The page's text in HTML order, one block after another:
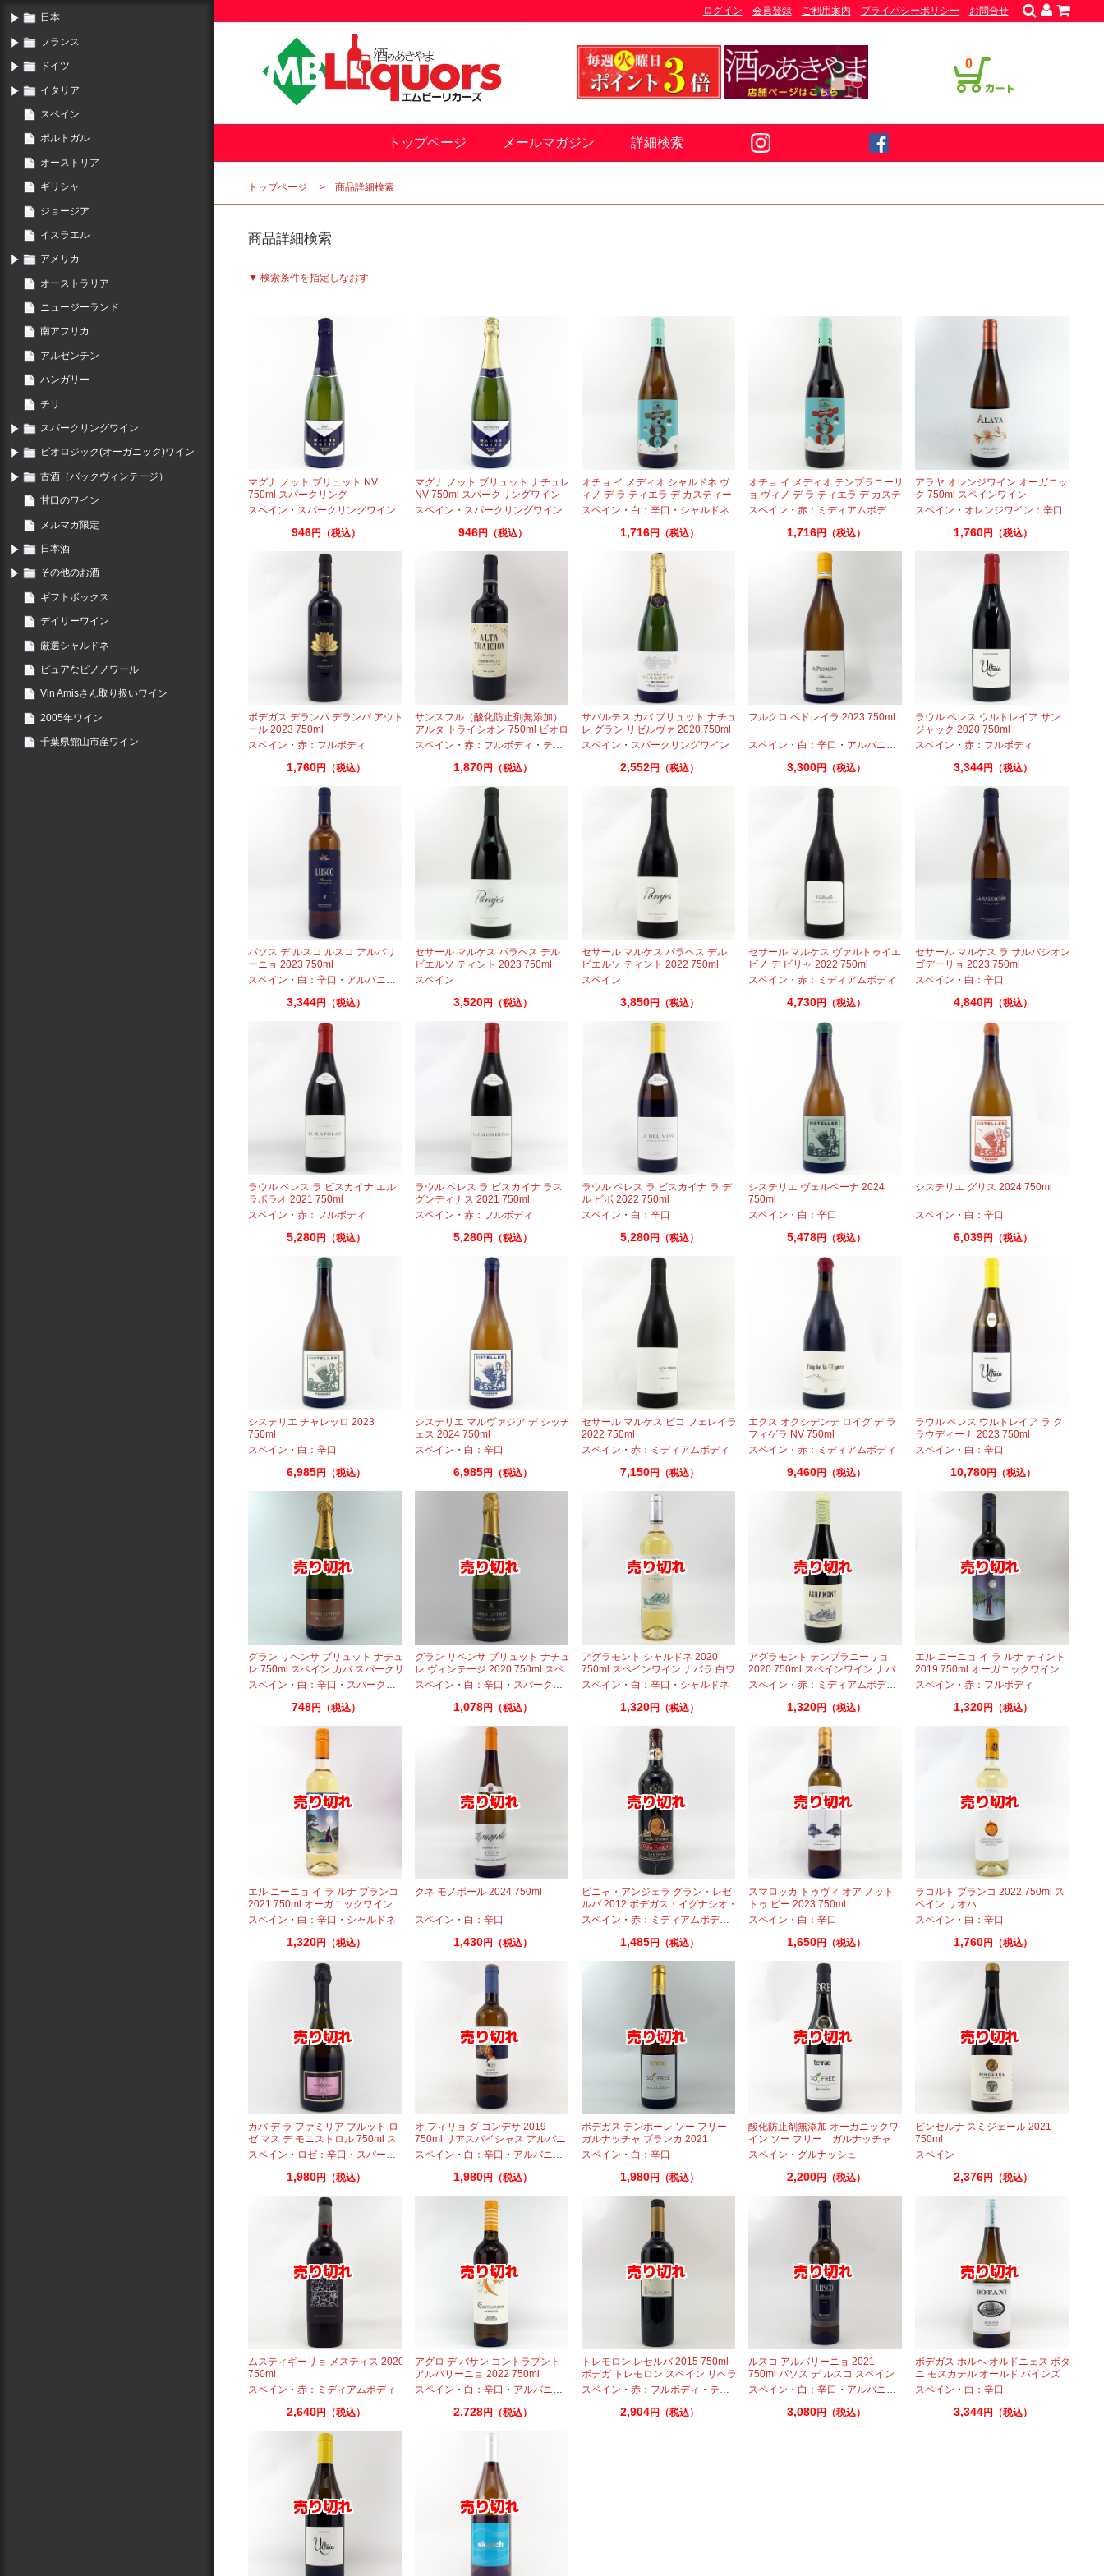
日本
フランス
ドイツ
イタリア
スペイン
ポルトガル
オーストリア
ギリシャ
ジョージア
イスラエル
アメリカ
オーストラリア
ニュージーランド
南アフリカ
アルゼンチン
ハンガリー
チリ
スパークリングワイン
ビオロジック(オーガニック)ワイン
古酒（バックヴィンテージ）
甘口のワイン
メルマガ限定
日本酒
その他のお酒
ギフトボックス
デイリーワイン
厳選シャルドネ
ピュアなピノノワール
Vin Amisさん取り扱いワイン
2005年ワイン
千葉県館山市産ワイン
0
ログイン 会員登録 ご利用案内 プライバシーポリシー お問合せ
トップページ メールマガジン 詳細検索
トップページ 商品詳細検索
商品詳細検索
▼ 検索条件を指定しなおす
マグナ ノット ブリュット NV
750ml スパークリング
スペイン ・ スパークリングワイン
946円（税込）
マグナ ノット ブリュット ナチュレ
NV 750ml スパークリングワイン
スペイン ・ スパークリングワイン
946円（税込）
オチョ イ メディオ シャルドネ ヴ
ィノ デ ラ ティエラ デ カスティー
ヤ 2024 750ml
スペイン ・ 白：辛口 ・ シャルドネ
1,716円（税込）
オチョ イ メディオ テンプラニーリ
ョ ヴィノ デ ラ ティエラ デ カステ
ィーヤ 2024 750ml
スペイン ・ 赤：ミディアムボディ テンプラニーリョ
1,716円（税込）
アラヤ オレンジワイン オーガニッ
ク 750ml スペインワイン
スペイン ・ オレンジワイン：辛口
1,760円（税込）
ボデガス デランパ デランパ アウト
ール 2023 750ml
スペイン ・ 赤：フルボディ
1,760円（税込）
サンスフル（酸化防止剤無添加）
アルタ トライシオン 750ml ビオロ
ジック デメテール
スペイン ・ 赤：フルボディ ・ テンプラニーリョ
1,870円（税込）
サバルテス カバ ブリュット ナチュ
レ グラン リゼルヴァ 2020 750ml
スペイン ・ スパークリングワイン
2,552円（税込）
フルクロ ペドレイラ 2023 750ml
スペイン ・ 白：辛口 ・ アルバニーリョ
3,300円（税込）
ラウル ペレス ウルトレイア サン
ジャック 2020 750ml
スペイン ・ 赤：フルボディ
3,344円（税込）
パソス デ ルスコ ルスコ アルバリ
ーニョ 2023 750ml
スペイン ・ 白：辛口 ・ アルバニーリョ
3,344円（税込）
セサール マルケス パラヘス デル
ビエルソ ティント 2023 750ml
スペイン
3,520円（税込）
セサール マルケス パラヘス デル
ビエルソ ティント 2022 750ml
スペイン
3,850円（税込）
セサール マルケス ヴァルトゥイエ
ビノ デ ビリャ 2022 750ml
スペイン ・ 赤：ミディアムボディ
4,730円（税込）
セサール マルケス ラ サルバシオン
ゴデーリョ 2023 750ml
スペイン ・ 白：辛口
4,840円（税込）
ラウル ペレス ラ ビスカイナ エル
ラポラオ 2021 750ml
スペイン ・ 赤：フルボディ
5,280円（税込）
ラウル ペレス ラ ビスカイナ ラス
グンディナス 2021 750ml
スペイン ・ 赤：フルボディ
5,280円（税込）
ラウル ペレス ラ ビスカイナ ラ デ
ル ビボ 2022 750ml
スペイン ・ 白：辛口
5,280円（税込）
システリエ ヴェルベーナ 2024
750ml
スペイン ・ 白：辛口
5,478円（税込）
システリエ グリス 2024 750ml
スペイン ・ 白：辛口
6,039円（税込）
システリエ チャレッロ 2023
750ml
スペイン ・ 白：辛口
6,985円（税込）
システリエ マルヴァジア デ シッチ
ェス 2024 750ml
スペイン ・ 白：辛口
6,985円（税込）
セサール マルケス ピコ フェレイラ
2022 750ml
スペイン ・ 赤：ミディアムボディ
7,150円（税込）
エクス オクシデンテ ロイグ デ ラ
フィゲラ NV 750ml
（2022/2023）
スペイン ・ 赤：ミディアムボディ
9,460円（税込）
ラウル ペレス ウルトレイア ラ ク
ラウディーナ 2023 750ml
スペイン ・ 白：辛口
10,780円（税込）
グラン リベンサ ブリュット ナチュ
レ 750ml スペイン カバ スパークリ
ング 辛口
スペイン ・ 白：辛口 ・ スパークリングワイン
748円（税込）
グラン リベンサ ブリュット ナチュ
レ ヴィンテージ 2020 750ml スペ
イン カバ スパークリング
スペイン ・ 白：辛口 ・ スパークリングワイン ・ シャルドネ
1,078円（税込）
アグラモント シャルドネ 2020
750ml スペインワイン ナバラ 白ワ
イン
スペイン ・ 白：辛口 ・ シャルドネ
1,320円（税込）
アグラモント テンプラニーリョ
2020 750ml スペインワイン ナバ
ラ
スペイン ・ 赤：ミディアムボディ テンプラニーリョ
1,320円（税込）
エル ニーニョ イ ラ ルナ ティント
2019 750ml オーガニックワイン
ビオワイン
スペイン ・ 赤：フルボディ
1,320円（税込）
エル ニーニョ イ ラ ルナ ブランコ
2021 750ml オーガニックワイン
ビオロジック
スペイン ・ 白：辛口 ・ シャルドネ
1,320円（税込）
クネ モノポール 2024 750ml
スペイン ・ 白：辛口
1,430円（税込）
ビニャ・アンジェラ グラン・レゼ
ルバ 2012 ボデガス・イグナシオ・
マリン 750ml スペインワイン
スペイン ・ 赤：ミディアムボディ ガルナッチャ ・ テンプラニーリョ
1,485円（税込）
スマロッカ トゥヴィ オア ノット
トゥ ビー 2023 750ml
スペイン ・ 白：辛口
1,650円（税込）
ラコルト ブランコ 2022 750ml ス
ペイン リオハ
スペイン ・ 白：辛口
1,760円（税込）
カバ デ ラ ファミリア ブルット ロ
ゼ マス デ モニストロル 750ml ス
ペイン スパークリング
スペイン ・ ロゼ：辛口 ・ スパークリングワイン ・ ピノノワール
1,980円（税込）
オ フィリョ ダ コンデサ 2019
750ml リアスバイシャス アルバニ
ーリョ
スペイン ・ 白：辛口 ・ アルバニーリョ
1,980円（税込）
ボデガス テンポーレ ソー フリー
ガルナッチャ ブランカ 2021
750ml 酸化防止剤無添加 サンスフ
スペイン ・ 白：辛口
1,980円（税込）
酸化防止剤無添加 オーガニックワ
イン ソー フリー ガルナッチャ
2022 IGPバホ・アラゴン
スペイン ・ グルナッシュ
2,200円（税込）
ピンセルナ スミジェール 2021
750ml
スペイン
2,376円（税込）
ムスティギーリョ メスティス 2020
750ml
スペイン ・ 赤：ミディアムボディ
2,640円（税込）
アグロ デ バサン コントラプント
アルバリーニョ 2022 750ml
スペイン ・ 白：辛口 ・ アルバニーリョ
2,728円（税込）
トレモロン レセルバ 2015 750ml
ボデガ トレモロン スペイン リベラ
デル ドゥエロ
スペイン ・ 赤：フルボディ ・ テンプラニーリョ
2,904円（税込）
ルスコ アルバリーニョ 2021
750ml パソス デ ルスコ スペイン
スペイン ・ 白：辛口 ・ アルバニーリョ
3,080円（税込）
ボデガス ホルヘ オルドニェス ボタ
ニ モスカテル オールド バインズ
2022 750ml
スペイン ・ 白：辛口
3,344円（税込）